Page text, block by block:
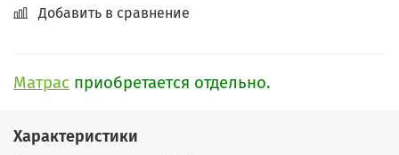
Добавить в сравнение
Матрас приобретается отдельно.
Характеристики